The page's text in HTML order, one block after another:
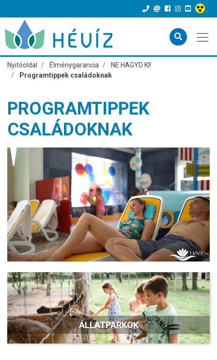
Nyitóoldal Élménygarancia
NE HAGYD KI!
Programtippek családoknak
PROGRAMTIPPEK
CSALÁDOKNAK
ÁLLATPARKOK